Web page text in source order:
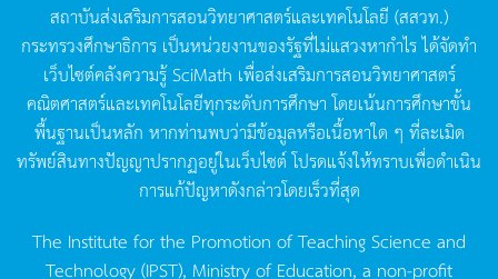
สถาบันส่งเสริมการสอนวิทยาศาสตร์และเทคโนโลยี (สสวท.)
กระทรวงศึกษาธิการ เป็นหน่วยงานของรัฐที่ไม่แสวงหากำไรได้จัดทำ
เว็บไซต์คลังความรู้SciMath เพื่อส่งเสริมการสอนวิทยาศาสตร์
คณิตศาสตร์และเทคโนโลยีทุกระดับการศึกษา โดยเน้นการศึกษาขั้น
พื้นฐานเป็นหลัก หากท่านพบว่ามีข้อมูลหรือเนื้อหาใด ๆ ที่ละเมิด
ทรัพย์สินทางปัญญาปรากฏอยู่ในเว็บไซต์โปรดแจ้งให้ทราบเพื่อดำเนิน
การแก้ปัญหาดังกล่าวโดยเร็วที่สุด
The Institute for the Promotion of Teaching Science and
Technology (IPST), Ministry of Education, a non-profit